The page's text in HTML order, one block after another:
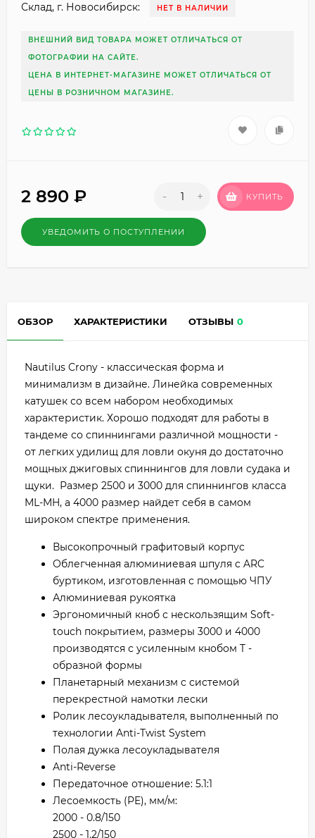
Склад, г. Новосибирск: НЕТ В НАЛИЧИИ
ВНЕШНИЙ ВИД ТОВАРА МОЖЕТ ОТЛИЧАТЬСЯ ОТ
ФОТОГРАФИИ НА САЙТЕ.
ЦЕНА В ИНТЕРНЕТ-МАГАЗИНЕ МОЖЕТ ОТЛИЧАТЬСЯ ОТ
ЦЕНЫ В РОЗНИЧНОМ МАГАЗИНЕ.
2 890 ₽ - + КУПИТЬ
УВЕДОМИТЬ О ПОСТУПЛЕНИИ
ОБЗОР ХАРАКТЕРИСТИКИ ОТЗЫВЫ 0
Nautilus Crony - классическая форма и
минимализм в дизайне. Линейка современных
катушек со всем набором необходимых
характеристик. Хорошо подходят для работы в
тандеме со спиннингами различной мощности -
от легких удилищ для ловли окуня до достаточно
мощных джиговых спиннингов для ловли судака и
щуки. Размер 2500 и 3000 для спиннингов класса
ML-MH, а 4000 размер найдет себя в самом
широком спектре применения.
Высокопрочный графитовый корпус
Облегченная алюминиевая шпуля с ARC
буртиком, изготовленная с помощью ЧПУ
Алюминиевая рукоятка
Эргономичный кноб с нескользящим Soft-
touch покрытием, размеры 3000 и 4000
производятся с усиленным кнобом T -
образной формы
Планетарный механизм с системой
перекрестной намотки лески
Ролик лесоукладывателя, выполненный по
технологии Anti-Twist System
Полая дужка лесоукладывателя
Anti-Reverse
Передаточное отношение: 5.1:1
Лесоемкость (PE), мм/м:
2000 - 0.8/150
2500 - 1.2/150